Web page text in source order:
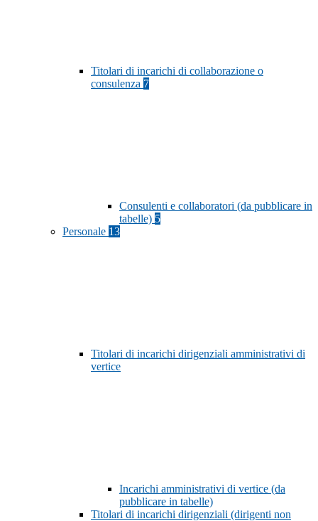
Titolari di incarichi di collaborazione o
consulenza 7
Consulenti e collaboratori (da pubblicare in
tabelle) 5
Personale 13
Titolari di incarichi dirigenziali amministrativi di
vertice
Incarichi amministrativi di vertice (da
pubblicare in tabelle)
Titolari di incarichi dirigenziali (dirigenti non